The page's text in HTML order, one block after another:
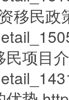
移民政
民项目